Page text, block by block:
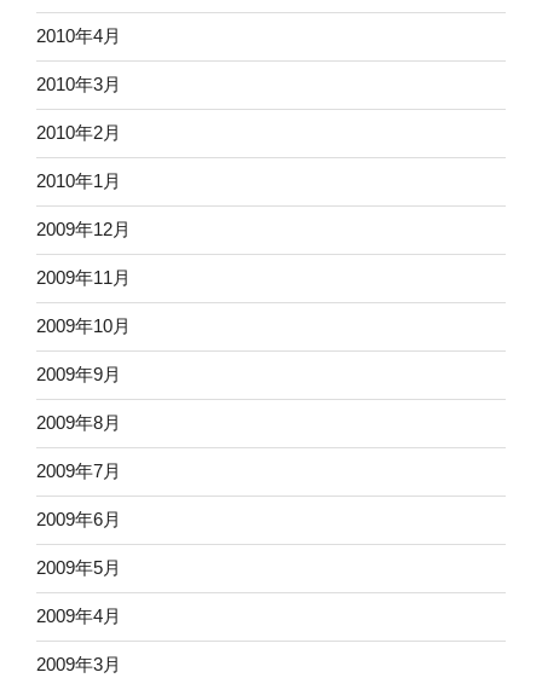
2010年4月
2010年3月
2010年2月
2010年1月
2009年12月
2009年11月
2009年10月
2009年9月
2009年8月
2009年7月
2009年6月
2009年5月
2009年4月
2009年3月